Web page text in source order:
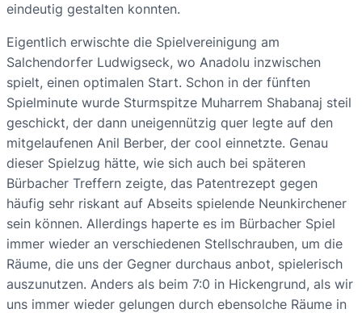
eindeutig gestalten konnten.
Eigentlich erwischte die Spielvereinigung am
Salchendorfer Ludwigseck, wo Anadolu inzwischen
spielt, einen optimalen Start. Schon in der fünften
Spielminute wurde Sturmspitze Muharrem Shabanaj steil
geschickt, der dann uneigennützig quer legte auf den
mitgelaufenen Anil Berber, der cool einnetzte. Genau
dieser Spielzug hätte, wie sich auch bei späteren
Bürbacher Treffern zeigte, das Patentrezept gegen
häufig sehr riskant auf Abseits spielende Neunkirchener
sein können. Allerdings haperte es im Bürbacher Spiel
immer wieder an verschiedenen Stellschrauben, um die
Räume, die uns der Gegner durchaus anbot, spielerisch
auszunutzen. Anders als beim 7:0 in Hickengrund, als wir
uns immer wieder gelungen durch ebensolche Räume in